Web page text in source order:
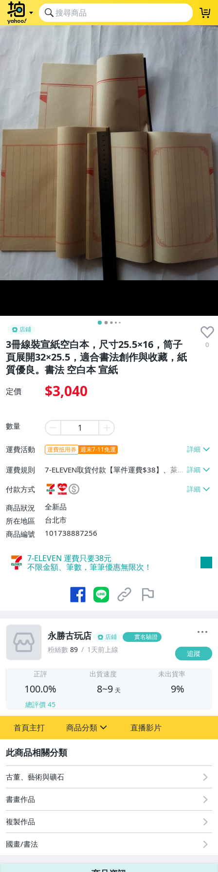
店鋪
3冊線裝宣紙空白本，尺寸25.5×16，筒子
頁展開32×25.5，適合書法創作與收藏，紙
質優良。書法 空白本 宣紙
0
定價 $3,040
數量
運費活動 運費抵用券 週末7-11免運
運費規則
7-ELEVEN取貨付款【單件運費$38】、萊爾
富取貨付款【單件運費$60】、宅配/貨運
【單件運費$130】
付款方式
商品狀況
全新品
所在地區
台北市
商品編號
101738887256
7-ELEVEN 運費只要38元
不限金額、筆數，筆筆優惠無限次！
永勝古玩店 店鋪 實名驗證
粉絲數 89 1天前上線 追蹤
正評
100.0%
總評價 45
出貨速度
8~9 天
未出貨率
9%
首頁主打 商品分類
其它
直播影片
古董、藝術與礦石
書畫作品
複製作品
國畫/書法